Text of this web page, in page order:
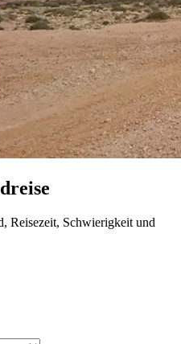
Reisezeit, Schwierigkeit und